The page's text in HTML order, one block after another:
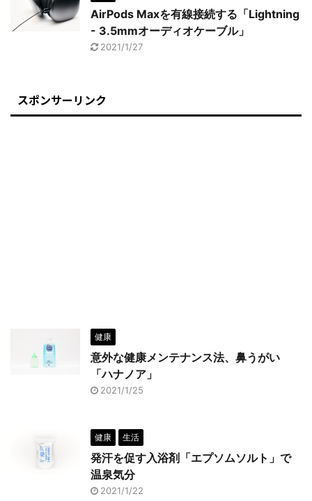
AirPods Maxを有線接続する「Lightning
- 3.5mmオーディオケーブル」
2021/1/27
スポンサーリンク
健康
意外な健康メンテナンス法、鼻うがい
「ハナノア」
2021/1/25
健康 生活
発汗を促す入浴剤「エプソムソルト」で
温泉気分
2021/1/22